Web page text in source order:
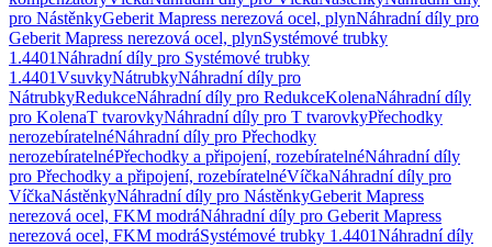
pro NástěnkyGeberit Mapress nerezová ocel, plynNáhradní díly pro
Geberit Mapress nerezová ocel, plynSystémové trubky
1.4401Náhradní díly pro Systémové trubky
1.4401VsuvkyNátrubkyNáhradní díly pro
NátrubkyRedukceNáhradní díly pro RedukceKolenaNáhradní díly
pro KolenaT tvarovkyNáhradní díly pro T tvarovkyPřechodky
nerozebíratelnéNáhradní díly pro Přechodky
nerozebíratelnéPřechodky a připojení, rozebíratelnéNáhradní díly
pro Přechodky a připojení, rozebíratelnéVíčkaNáhradní díly pro
VíčkaNástěnkyNáhradní díly pro NástěnkyGeberit Mapress
nerezová ocel, FKM modráNáhradní díly pro Geberit Mapress
nerezová ocel, FKM modráSystémové trubky 1.4401Náhradní díly